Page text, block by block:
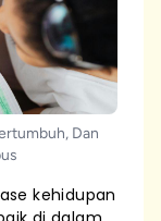
Dan
kehidupan